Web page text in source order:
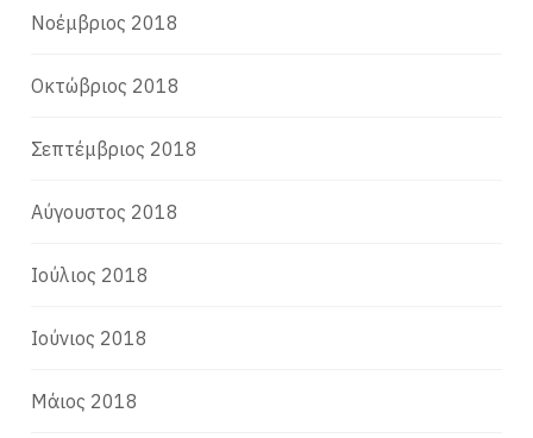
Νοέμβριος 2018
Οκτώβριος 2018
Σεπτέμβριος 2018
Αύγουστος 2018
Ιούλιος 2018
Ιούνιος 2018
Μάιος 2018